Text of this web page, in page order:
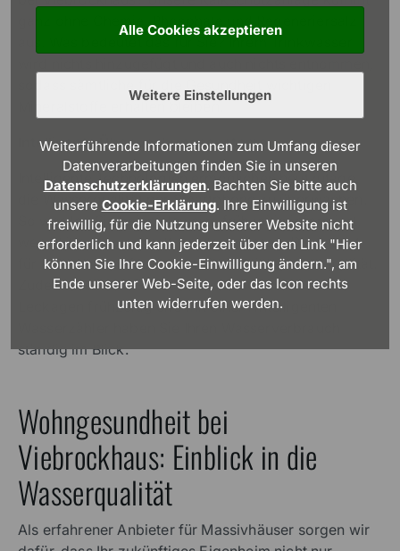
Alle Cookies akzeptieren
Weitere Einstellungen
Weiterführende Informationen zum Umfang dieser
Datenverarbeitungen finden Sie in unseren
Datenschutzerklärungen. Bachten Sie bitte auch
unsere Cookie-Erklärung. Ihre Einwilligung ist
freiwillig, für die Nutzung unserer Website nicht
erforderlich und kann jederzeit über den Link "Hier
können Sie Ihre Cookie-Einwilligung ändern.", am
Ende unserer Web-Seite, oder das Icon rechts
unten widerrufen werden.
ganz ohne Chemie, Phosphate und Regeneriersalz
aus. Was bedeutet das für Sie? Ihrem Trinkwasser
sodass sämtliche für die Gesundheit wichtigen
Intelligente Überwachungssysteme
Intelligente Technologien ermöglichen heutzutage,
die Wasserqualität per Smartphone zu überwachen.
So werden Sie beispielsweise frühzeitig informiert,
wenn Filter gewechselt werden müssen. Dies sorgt
für eine dauerhafte einwandfreie Trinkwasserqualität.
Zudem erkennen Sie dank Durchflussmesser
Leckagen frühzeitig und mit einem intelligenten
ständig im Blick.
Wohngesundheit bei
Viebrockhaus: Einblick in die
Wasserqualität
Als erfahrener Anbieter für Massivhäuser sorgen wir